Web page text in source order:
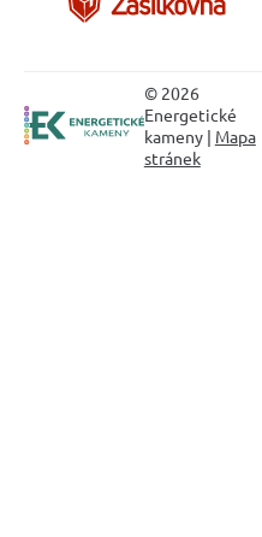
© 2026
Energetické
kameny | Mapa
stránek